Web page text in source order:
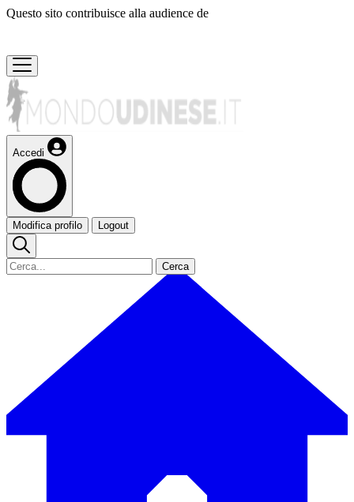
Questo sito contribuisce alla audience de
Accedi
Modifica profilo Logout
Cerca